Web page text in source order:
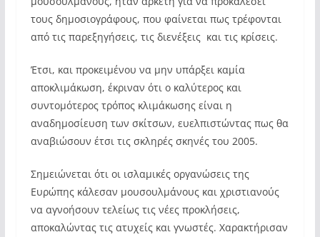
τους δημοσιογράφους, που φαίνεται πως τρέφονται
από τις παρεξηγήσεις, τις διενέξεις και τις κρίσεις.
Έτσι, και προκειμένου να μην υπάρξει καμία
αποκλιμάκωση, έκριναν ότι ο καλύτερος και
συντομότερος τρόπος κλιμάκωσης είναι η
αναδημοσίευση των σκίτσων, ευελπιστώντας πως θα
αναβιώσουν έτσι τις σκληρές σκηνές του 2005.
Σημειώνεται ότι οι ισλαμικές οργανώσεις της
Ευρώπης κάλεσαν μουσουλμάνους και χριστιανούς
να αγνοήσουν τελείως τις νέες προκλήσεις,
αποκαλώντας τις ατυχείς και γνωστές. Χαρακτήρισαν